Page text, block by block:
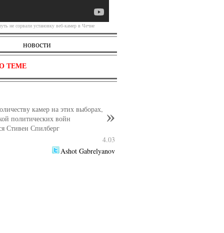
не сорвали установку веб-камер в Чечне
новости
ТЕМЕ
камер на этих выборах,
политических войн
Стивен Спилберг
4.03
Ashot Gabrelyanov